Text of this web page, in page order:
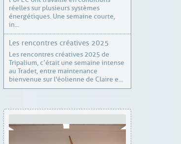
réelles sur plusieurs systèmes
énergétiques. Une semaine courte,
in...
Les rencontres créatives 2025
Les rencontres créatives 2025 de
Tripalium, c’était une semaine intense
au Tradet, entre maintenance
bienvenue sur l'éolienne de Claire e...